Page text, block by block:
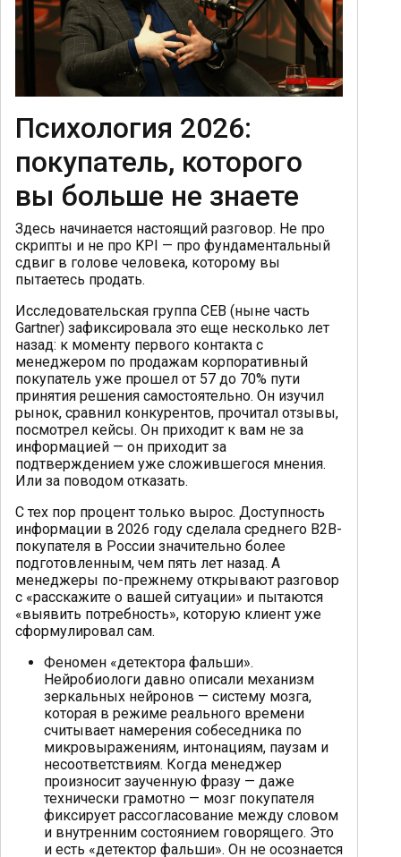
Психология 2026:
покупатель, которого
вы больше не знаете
Здесь начинается настоящий разговор. Не про
скрипты и не про KPI — про фундаментальный
сдвиг в голове человека, которому вы
пытаетесь продать.
Исследовательская группа CEB (ныне часть
Gartner) зафиксировала это еще несколько лет
назад: к моменту первого контакта с
менеджером по продажам корпоративный
покупатель уже прошел от 57 до 70% пути
принятия решения самостоятельно. Он изучил
рынок, сравнил конкурентов, прочитал отзывы,
посмотрел кейсы. Он приходит к вам не за
информацией — он приходит за
подтверждением уже сложившегося мнения.
Или за поводом отказать.
С тех пор процент только вырос. Доступность
информации в 2026 году сделала среднего B2B-
покупателя в России значительно более
подготовленным, чем пять лет назад. А
менеджеры по-прежнему открывают разговор
с «расскажите о вашей ситуации» и пытаются
«выявить потребность», которую клиент уже
сформулировал сам.
Феномен «детектора фальши».
Нейробиологи давно описали механизм
зеркальных нейронов — систему мозга,
которая в режиме реального времени
считывает намерения собеседника по
микровыражениям, интонациям, паузам и
несоответствиям. Когда менеджер
произносит заученную фразу — даже
технически грамотно — мозг покупателя
фиксирует рассогласование между словом
и внутренним состоянием говорящего. Это
и есть «детектор фальши». Он не осознается